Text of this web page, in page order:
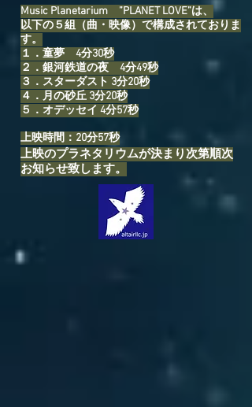
Music Planetarium ”PLANET LOVE”は、
以下の５組（曲・映像）で構成されておりま
す。
１．童夢 4分30秒
２．銀河鉄道の夜 4分49秒
３．スターダスト 3分20秒
４．月の砂丘 3分20秒
５．オデッセイ 4分57秒
上映時間：20分57秒
上映のプラネタリウムが決まり次第順次
お知らせ致します。